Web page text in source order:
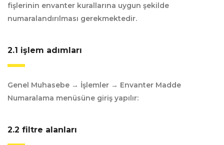
fişlerinin envanter kurallarına uygun şekilde
numaralandırılması gerekmektedir.
2.1 i̇şlem adımları
Genel Muhasebe → İşlemler → Envanter Madde
Numaralama menüsüne giriş yapılır:
2.2 filtre alanları